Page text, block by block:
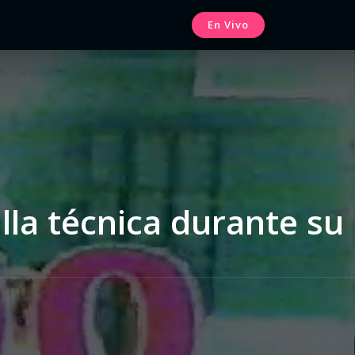
En Vivo
técnica durante su